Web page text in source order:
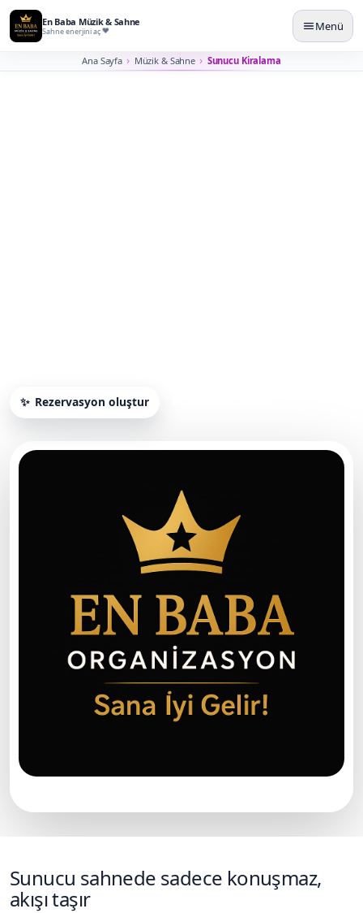
En Baba Müzik & Sahne
Sahne enerjini aç Menü
Ana Sayfa Müzik & Sahne Sunucu Kiralama
Rezervasyon oluştur
Sunucu sahnede sadece konuşmaz,
akışı taşır